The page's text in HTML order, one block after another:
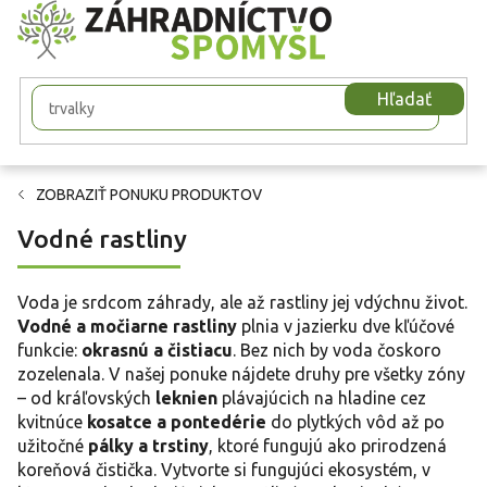
Prejsť
na
obsah
Hľadať
ZOBRAZIŤ PONUKU PRODUKTOV
Vodné rastliny
Voda je srdcom záhrady, ale až rastliny jej vdýchnu život.
Vodné a močiarne rastliny plnia v jazierku dve kľúčové
funkcie: okrasnú a čistiacu . Bez nich by voda čoskoro
zozelenala. V našej ponuke nájdete druhy pre všetky zóny
– od kráľovských leknien plávajúcich na hladine cez
kvitnúce kosatce a pontedérie do plytkých vôd až po
užitočné pálky a trstiny , ktoré fungujú ako prirodzená
koreňová čistička. Vytvorte si fungujúci ekosystém, v